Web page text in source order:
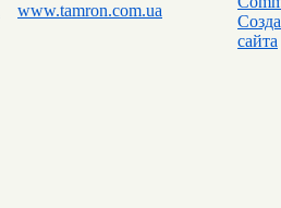
www.tamron.com.ua